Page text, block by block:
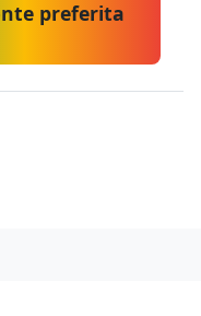
preferita